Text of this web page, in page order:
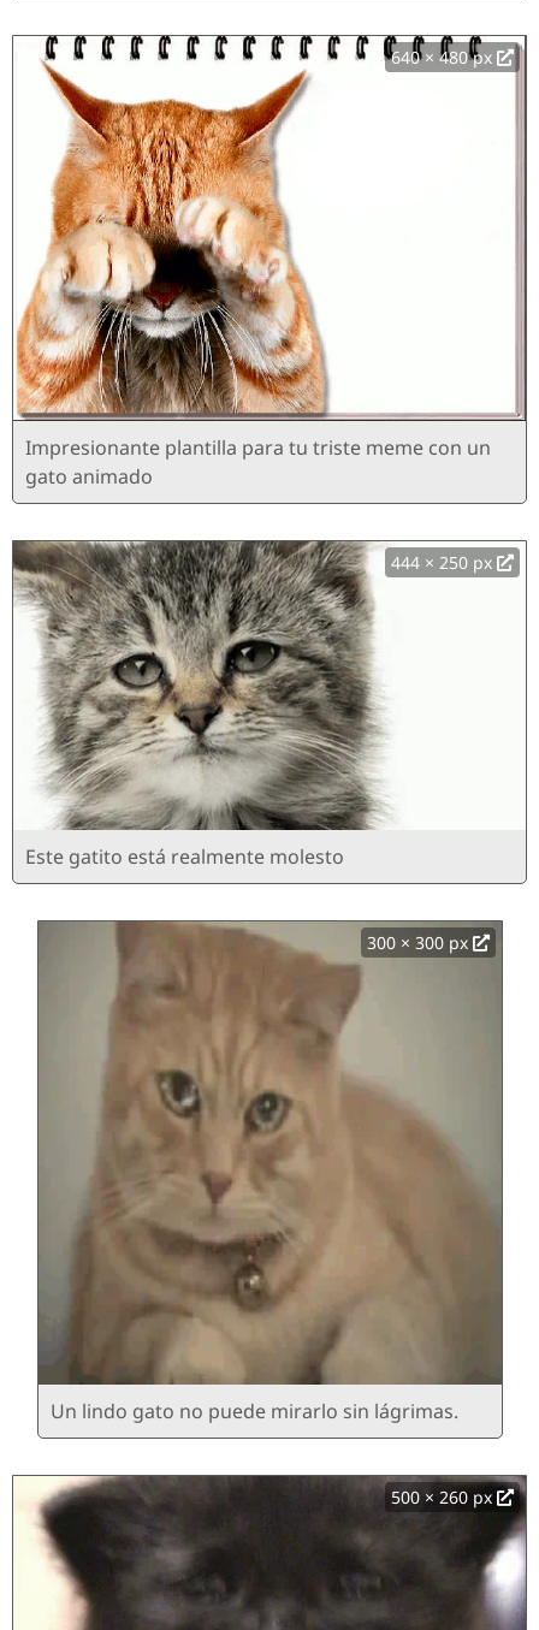
640 × 480 px
Impresionante plantilla para tu triste meme con un
gato animado
444 × 250 px
Este gatito está realmente molesto
300 × 300 px
Un lindo gato no puede mirarlo sin lágrimas.
500 × 260 px